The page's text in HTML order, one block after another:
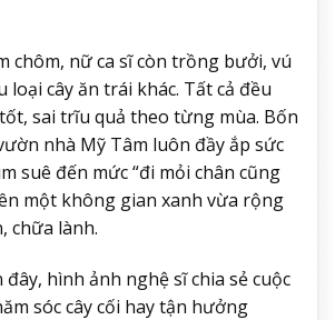
chôm, nữ ca sĩ còn trồng bưởi, vú
loại cây ăn trái khác. Tất cả đều
sai trĩu quả theo từng mùa. Bốn
nhà Mỹ Tâm luôn đầy ắp sức
suê đến mức “đi mỏi chân cũng
một không gian xanh vừa rộng
chữa lành.
hình ảnh nghệ sĩ chia sẻ cuộc
sóc cây cối hay tận hưởng